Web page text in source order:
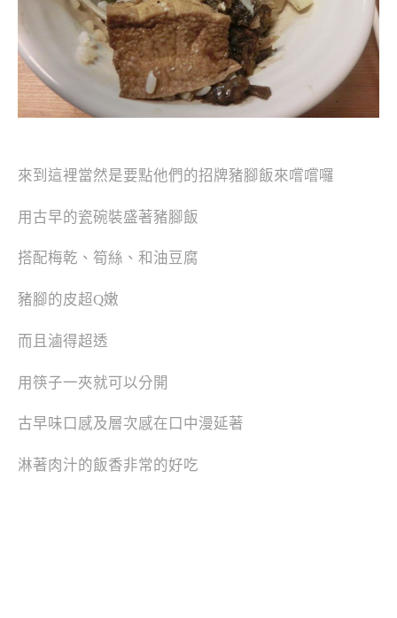
來到這裡當然是要點他們的招牌豬腳飯來嚐嚐囉
用古早的瓷碗裝盛著豬腳飯
搭配梅乾、筍絲、和油豆腐
豬腳的皮超Q嫩
而且滷得超透
用筷子一夾就可以分開
古早味口感及層次感在口中漫延著
淋著肉汁的飯香非常的好吃